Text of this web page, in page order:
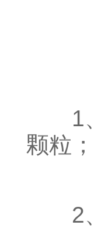
1、
颗粒；
2、